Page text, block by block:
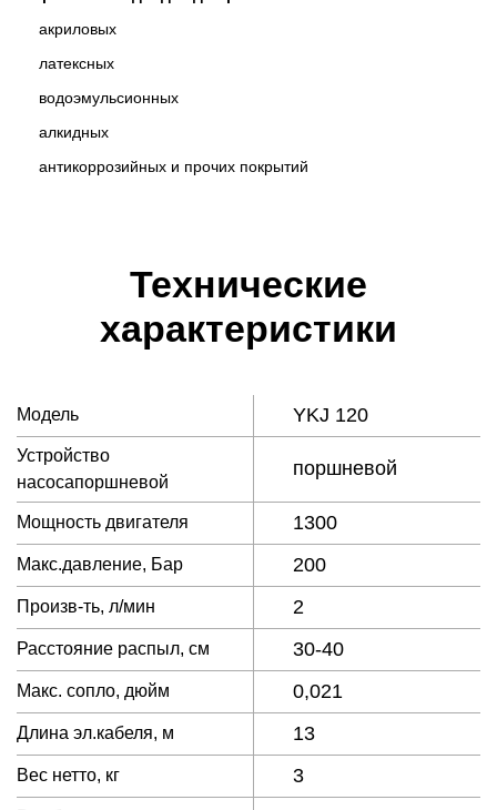
акриловыx
латексных
водоэмульсионных
алкидных
антикоррозийных и прочих покрытий
Технические
характеристики
Модель YKJ 120
Устройство
насосапоршневой
поршневой
Мощность двигателя 1300
Макс.давление, Бар 200
Произв-ть, л/мин 2
Расстояние распыл, см 30-40
Макс. сопло, дюйм 0,021
Длина эл.кабеля, м 13
Вес нетто, кг 3